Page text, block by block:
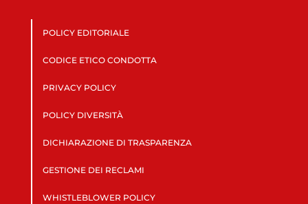
POLICY EDITORIALE
CODICE ETICO CONDOTTA
PRIVACY POLICY
POLICY DIVERSITÀ
DICHIARAZIONE DI TRASPARENZA
GESTIONE DEI RECLAMI
WHISTLEBLOWER POLICY